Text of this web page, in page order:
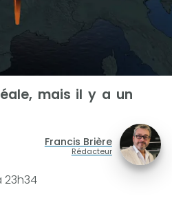
mais il y a un
Francis Brière
Rédacteur
23h34